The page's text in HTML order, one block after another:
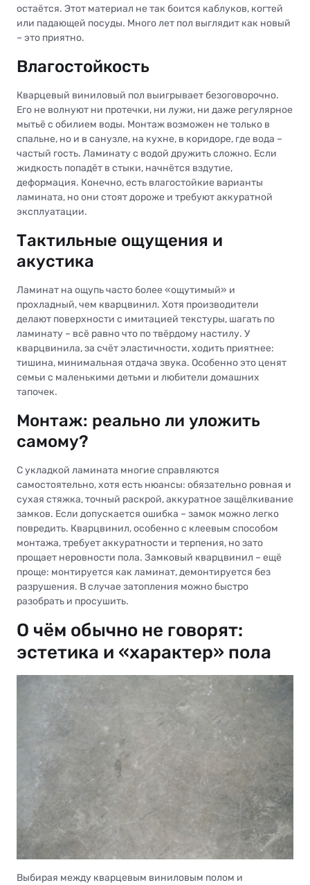
остаётся. Этот материал не так боится каблуков, когтей
или падающей посуды. Много лет пол выглядит как новый
– это приятно.
Влагостойкость
Кварцевый виниловый пол выигрывает безоговорочно.
Его не волнуют ни протечки, ни лужи, ни даже регулярное
мытьё с обилием воды. Монтаж возможен не только в
спальне, но и в санузле, на кухне, в коридоре, где вода –
частый гость. Ламинату с водой дружить сложно. Если
жидкость попадёт в стыки, начнётся вздутие,
деформация. Конечно, есть влагостойкие варианты
ламината, но они стоят дороже и требуют аккуратной
эксплуатации.
Тактильные ощущения и
акустика
Ламинат на ощупь часто более «ощутимый» и
прохладный, чем кварцвинил. Хотя производители
делают поверхности с имитацией текстуры, шагать по
ламинату – всё равно что по твёрдому настилу. У
кварцвинила, за счёт эластичности, ходить приятнее:
тишина, минимальная отдача звука. Особенно это ценят
семьи с маленькими детьми и любители домашних
тапочек.
Монтаж: реально ли уложить
самому?
С укладкой ламината многие справляются
самостоятельно, хотя есть нюансы: обязательно ровная и
сухая стяжка, точный раскрой, аккуратное защёлкивание
замков. Если допускается ошибка – замок можно легко
повредить. Кварцвинил, особенно с клеевым способом
монтажа, требует аккуратности и терпения, но зато
прощает неровности пола. Замковый кварцвинил – ещё
проще: монтируется как ламинат, демонтируется без
разрушения. В случае затопления можно быстро
разобрать и просушить.
О чём обычно не говорят:
эстетика и «характер» пола
Выбирая между кварцевым виниловым полом и